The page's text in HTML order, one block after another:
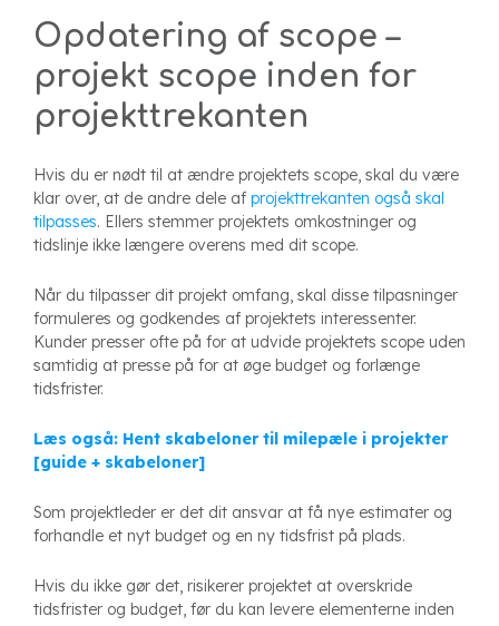
Opdatering af scope –
projekt scope inden for
projekttrekanten
Hvis du er nødt til at ændre projektets scope, skal du være
klar over, at de andre dele af projekttrekanten også skal
tilpasses. Ellers stemmer projektets omkostninger og
tidslinje ikke længere overens med dit scope.
Når du tilpasser dit projekt omfang, skal disse tilpasninger
formuleres og godkendes af projektets interessenter.
Kunder presser ofte på for at udvide projektets scope uden
samtidig at presse på for at øge budget og forlænge
tidsfrister.
Læs også: Hent skabeloner til milepæle i projekter
[guide + skabeloner]
Som projektleder er det dit ansvar at få nye estimater og
forhandle et nyt budget og en ny tidsfrist på plads.
Hvis du ikke gør det, risikerer projektet at overskride
tidsfrister og budget, før du kan levere elementerne inden